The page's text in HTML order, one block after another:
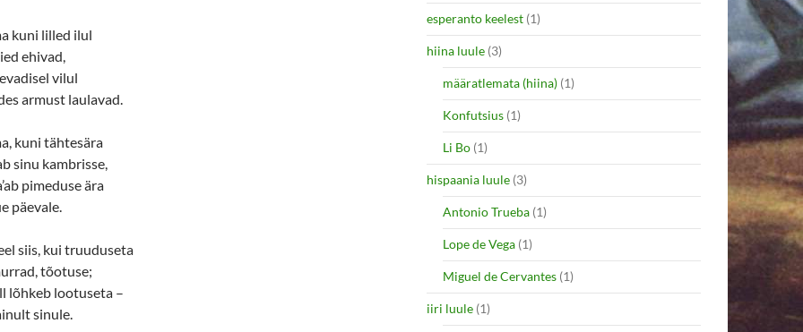
kuni lilled ilul
ehivad,
vilul
armust laulavad.
kuni tähtesära
sinu kambrisse,
pimeduse ära
päevale.
siis, kui truuduseta
tõotuse;
lõhkeb lootuseta –
sinule.
esperanto keelest (1)
hiina luule (3)
määratlemata (hiina) (1)
Konfutsius (1)
Li Bo (1)
hispaania luule (3)
Antonio Trueba (1)
Lope de Vega (1)
Miguel de Cervantes (1)
iiri luule (1)